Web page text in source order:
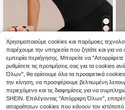
4
#Σικ με ποδηλασία
GLOWMODE FeatherFit™ Studio Glo
w με V-Neck, Αφαιρούμενα Cups,
Crop Tank Top, Αθλητικό Σουτιέν Χ
αμηλής Ενέργειας, Γιόγκα, Πιλάτε
ς, Μπάρα, Studio Καθημερινή Χρήσ
η, Casual Ρούχα
23.26€
ο
Χρησιμοποιούμε cookies και παρόμοιες
παρέχουμε την υπηρεσία που ζητάτε και για
εμπειρία περιήγησης. Μπορείτε να
ρυθμίσετε τις προτιμήσεις σας για τα cookies
Όλων", θα ορίσουμε όλα τα προαιρετικά
την κίνηση, να προσφέρουμε βελτιωμένη
περιεχόμενο και τις διαφημίσεις για να
SHEIN. Επιλέγοντας "Απόρριψη Όλων",
απαραίτητων cookies που κάνουν τον ιστότοπό